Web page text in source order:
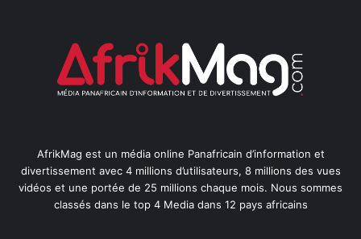
AfrikMag est un média online Panafricain d’information et
divertissement avec 4 millions d’utilisateurs, 8 millions des vues
vidéos et une portée de 25 millions chaque mois. Nous sommes
classés dans le top 4 Media dans 12 pays africains